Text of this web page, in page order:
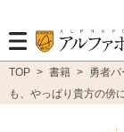
TOP > 書籍 > 勇者
も、やっぱり貴方の傍